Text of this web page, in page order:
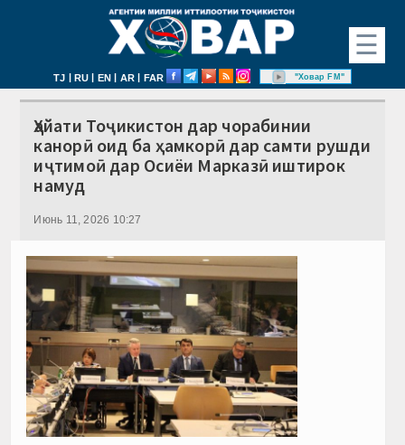
☰
TJ | RU | EN | AR | FAR "Ховар FM"
Ҳайати Тоҷикистон дар чорабинии
канорӣ оид ба ҳамкорӣ дар самти рушди
иҷтимоӣ дар Осиёи Марказӣ иштирок
намуд
Июнь 11, 2026 10:27